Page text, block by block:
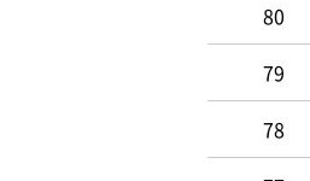
80
79
78